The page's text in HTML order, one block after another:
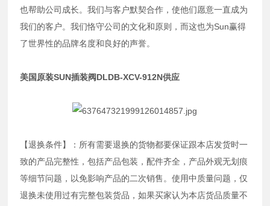
也帮助公司成长。我们与客户默契合作，使他们愿意一直成为
我们的客户。我们恪守公司的文化和原则，而这也为Sun赢得
了世界性的品牌名度和良好的声誉。
美国原装SUN插装阀DLDB-XCV-912N供应
【退换条件】：所有需要退换的货物都要保证跟本店发货时一
致的产品完整性，包括产品包装，配件齐全，产品外观无划痕
等细节问题，以免影响产品的二次销售。使用中质量问题，仅
退换未使用过有完整包装货品，如果买家认为本店货品质量不